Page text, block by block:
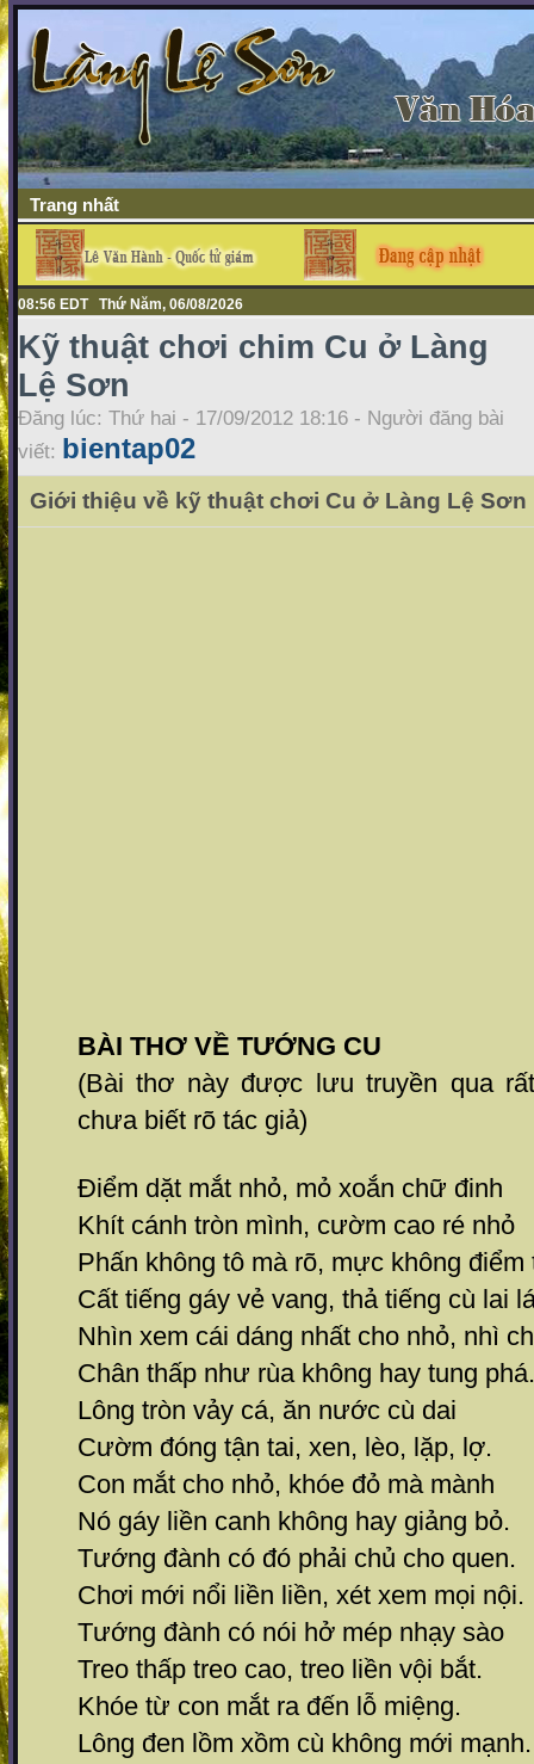
Trang nhất
08:56 EDT Thứ Năm, 06/08/2026
Kỹ thuật chơi chim Cu ở Làng
Lệ Sơn
Đăng lúc: Thứ hai - 17/09/2012 18:16 - Người đăng bài
viết: bientap02
Giới thiệu về kỹ thuật chơi Cu ở Làng Lệ Sơn
BÀI THƠ VỀ TƯỚNG CU
(Bài thơ này được lưu truyền qua
chưa biết rõ tác giả)
Điểm dặt mắt nhỏ, mỏ xoắn chữ đinh
Khít cánh tròn mình, cườm cao ré nhỏ
Phấn không tô mà rõ, mực không điểm
Cất tiếng gáy vẻ vang, thả tiếng cù lai
Nhìn xem cái dáng nhất cho nhỏ, nhì
Chân thấp như rùa không hay tung phá.
Lông tròn vảy cá, ăn nước cù dai
Cườm đóng tận tai, xen, lèo, lặp, lợ.
Con mắt cho nhỏ, khóe đỏ mà mành
Nó gáy liền canh không hay giảng bỏ.
Tướng đành có đó phải chủ cho quen.
Chơi mới nổi liền liền, xét xem mọi nội.
Tướng đành có nói hở mép nhạy sào
Treo thấp treo cao, treo liền vội bắt.
Khóe từ con mắt ra đến lỗ miệng.
Lông đen lồm xồm cù không mới mạnh.